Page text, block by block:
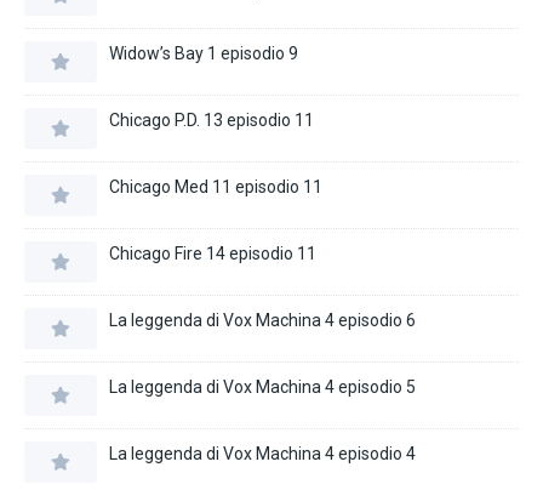
Widow’s Bay 1 episodio 9
Chicago P.D. 13 episodio 11
Chicago Med 11 episodio 11
Chicago Fire 14 episodio 11
La leggenda di Vox Machina 4 episodio 6
La leggenda di Vox Machina 4 episodio 5
La leggenda di Vox Machina 4 episodio 4